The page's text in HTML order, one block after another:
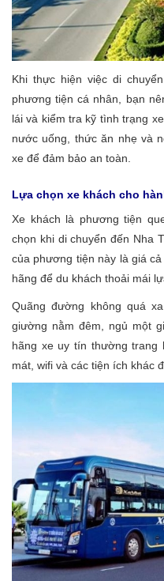
Khi thực hiện việc di
phương tiện cá nhân, bạn
lái và kiểm tra kỹ tình trạng
nước uống, thức ăn nhẹ và
xe để đảm bảo an toàn.
Lựa chọn xe khách cho
Xe khách là phương tiện
chọn khi di chuyển đến Nha
của phương tiện này là giá
hãng để du khách thoải mái
Quãng đường không quá
giường nằm đêm, ngủ một
hãng xe uy tín thường trang
mát, wifi và các tiện ích khác